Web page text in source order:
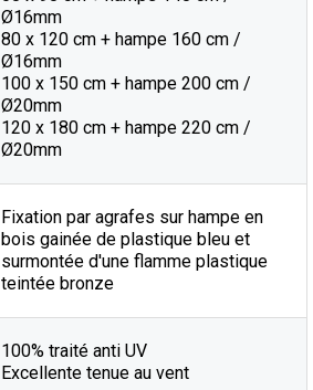
Ø16mm
80 x 120 cm + hampe 160 cm /
Ø16mm
100 x 150 cm + hampe 200 cm /
Ø20mm
120 x 180 cm + hampe 220 cm /
Ø20mm
Fixation par agrafes sur hampe en
bois gainée de plastique bleu et
surmontée d'une flamme plastique
teintée bronze
100% traité anti UV
Excellente tenue au vent